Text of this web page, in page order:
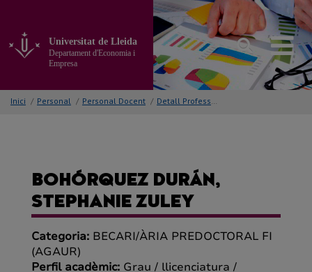
contingut
principal
pàgina
Universitat de Lleida
Departament d'Economia i
Empresa
Inici / Personal / Personal Docent / Detall Professor/a